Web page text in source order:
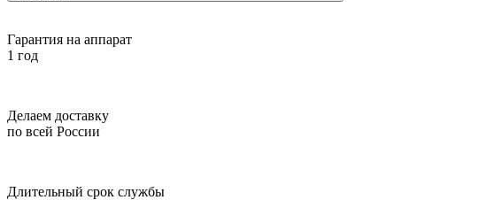
Гарантия на аппарат
1 год
Делаем доставку
по всей России
Длительный срок службы